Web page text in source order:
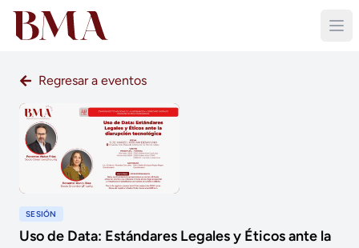
Regresar a eventos
SESIÓN
Uso de Data: Estándares Legales y Éticos ante la